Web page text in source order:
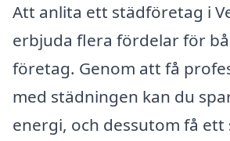
Att anlita ett städföretag i
erbjuda flera fördelar för
företag. Genom att få
med städningen kan du
energi, och dessutom få